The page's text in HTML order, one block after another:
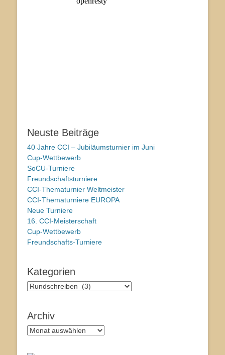
Neuste Beiträge
40 Jahre CCI – Jubiläumsturnier im Juni
Cup-Wettbewerb
SoCU-Turniere
Freundschaftsturniere
CCI-Thematurnier Weltmeister
CCI-Thematurniere EUROPA
Neue Turniere
16. CCI-Meisterschaft
Cup-Wettbewerb
Freundschafts-Turniere
Kategorien
Kategorien
Archiv
Archiv